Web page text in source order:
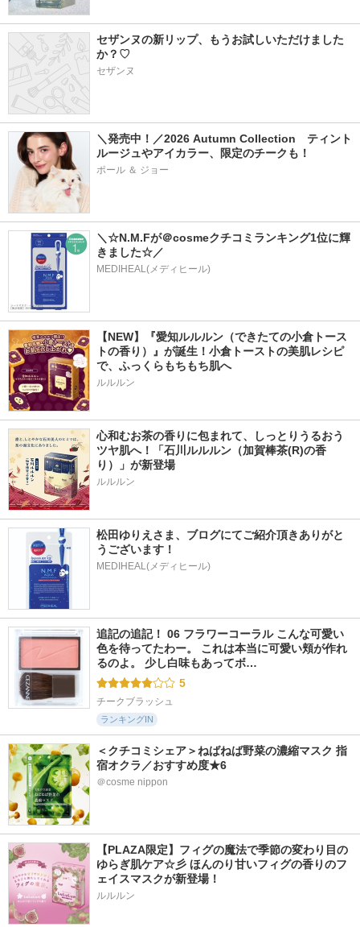
セザンヌの新リップ、もうお試しいただけました
か？♡
セザンヌ
＼発売中！／2026 Autumn Collection　ティント
ルージュやアイカラー、限定のチークも！
ポール ＆ ジョー
＼☆N.M.Fが＠cosmeクチコミランキング1位に輝
きました☆／
MEDIHEAL(メディヒール)
【NEW】『愛知ルルルン（できたての小倉トース
トの香り）』が誕生！小倉トーストの美肌レシピ
で、ふっくらもちもち肌へ
ルルルン
心和むお茶の香りに包まれて、しっとりうるおう
ツヤ肌へ！「石川ルルルン（加賀棒茶(R)の香
り）」が新登場
松田ゆりえさま、ブログにてご紹介頂きありがと
うございます！
MEDIHEAL(メディヒール)
追記の追記！ 06 フラワーコーラル こんな可愛い
色を待ってたわー。 これは本当に可愛い頬が作れ
るのよ。 少し白味もあってボ…
5
チークブラッシュ
ランキングIN
＜クチコミシェア＞ねばねば野菜の濃縮マスク 指
宿オクラ／おすすめ度★6
＠cosme nippon
【PLAZA限定】フィグの魔法で季節の変わり目の
ゆらぎ肌ケア☆彡 ほんのり甘いフィグの香りのフ
ェイスマスクが新登場！
ルルルン